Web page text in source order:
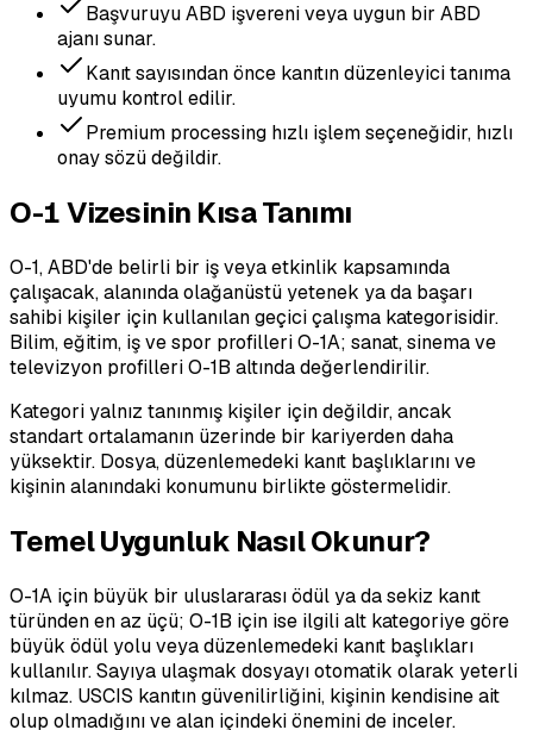
Başvuruyu ABD işvereni veya uygun bir ABD
ajanı sunar.
Kanıt sayısından önce kanıtın düzenleyici tanıma
uyumu kontrol edilir.
Premium processing hızlı işlem seçeneğidir, hızlı
onay sözü değildir.
O-1 Vizesinin Kısa Tanımı
O-1, ABD'de belirli bir iş veya etkinlik kapsamında
çalışacak, alanında olağanüstü yetenek ya da başarı
sahibi kişiler için kullanılan geçici çalışma kategorisidir.
Bilim, eğitim, iş ve spor profilleri O-1A; sanat, sinema ve
televizyon profilleri O-1B altında değerlendirilir.
Kategori yalnız tanınmış kişiler için değildir, ancak
standart ortalamanın üzerinde bir kariyerden daha
yüksektir. Dosya, düzenlemedeki kanıt başlıklarını ve
kişinin alanındaki konumunu birlikte göstermelidir.
Temel Uygunluk Nasıl Okunur?
O-1A için büyük bir uluslararası ödül ya da sekiz kanıt
türünden en az üçü; O-1B için ise ilgili alt kategoriye göre
büyük ödül yolu veya düzenlemedeki kanıt başlıkları
kullanılır. Sayıya ulaşmak dosyayı otomatik olarak yeterli
kılmaz. USCIS kanıtın güvenilirliğini, kişinin kendisine ait
olup olmadığını ve alan içindeki önemini de inceler.